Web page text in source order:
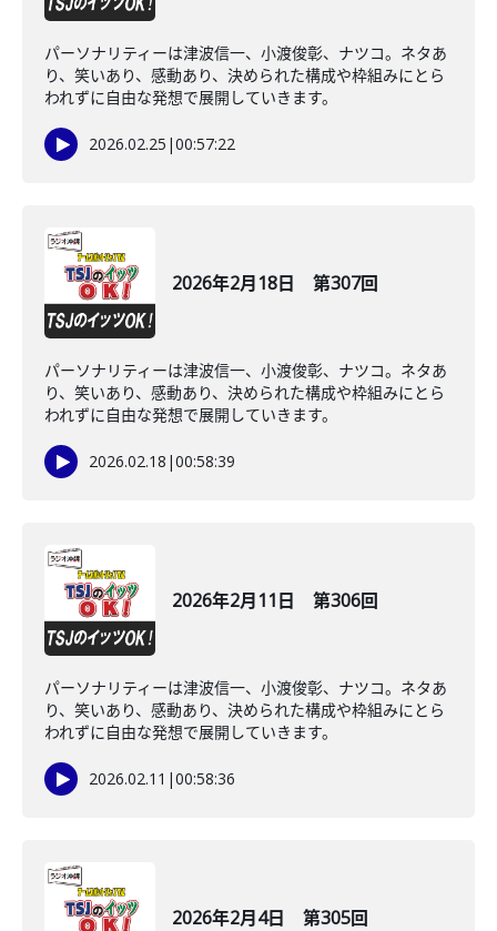
パーソナリティーは津波信一、小渡俊彰、ナツコ。ネタあ
り、笑いあり、感動あり、決められた構成や枠組みにとら
われずに自由な発想で展開していきます。
2026.02.25 |00:57:22
2026年2月18日 第307回
パーソナリティーは津波信一、小渡俊彰、ナツコ。ネタあ
り、笑いあり、感動あり、決められた構成や枠組みにとら
われずに自由な発想で展開していきます。
2026.02.18 |00:58:39
2026年2月11日 第306回
パーソナリティーは津波信一、小渡俊彰、ナツコ。ネタあ
り、笑いあり、感動あり、決められた構成や枠組みにとら
われずに自由な発想で展開していきます。
2026.02.11 |00:58:36
2026年2月4日 第305回